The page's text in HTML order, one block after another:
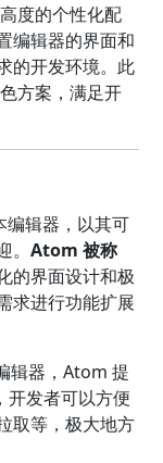
度的个性化配
编辑器的界面和
的开发环境。此
方案，满足开
辑器，以其可
。Atom 被称
的界面设计和极
求进行功能扩展
辑器，Atom 提
开发者可以方便
取等，极大地方